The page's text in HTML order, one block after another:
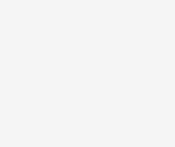
crème yeux Skin
crème yeux Skin